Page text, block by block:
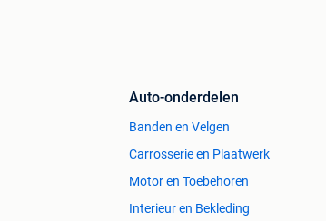
Auto-onderdelen
Banden en Velgen
Carrosserie en Plaatwerk
Motor en Toebehoren
Interieur en Bekleding